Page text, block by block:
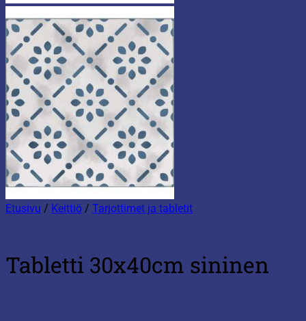
Etusivu / Keittiö / Tarjottimet ja tabletit
Tabletti 30x40cm sininen